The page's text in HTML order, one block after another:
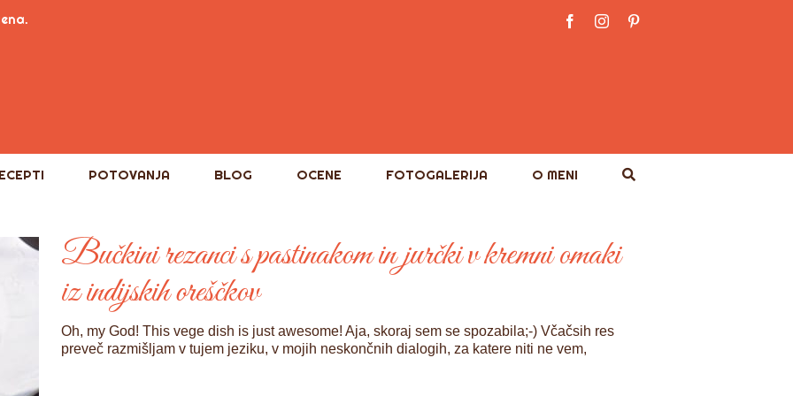
FacebookInstagram
POTOVANJA BLOG OCENE FOTOGALERIJA O MENI
Bučkini rezanci s pastinakom in jurčki v kremni omaki
iz indijskih oreščkov
Oh, my God! This vege dish is just awesome! Aja, skoraj sem se spozabila;-) Včačsih res
preveč razmišljam v tujem jeziku, v mojih neskončnih dialogih, za katere niti ne vem,